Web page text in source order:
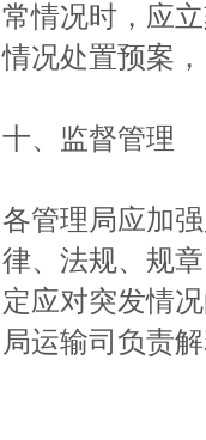
常情况时，应
情况处置预案
十、监督管理
各管理局应加
律、法规、规
定应对突发情
局运输司负责